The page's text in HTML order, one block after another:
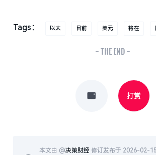
Tags： 以太 目前 美元 将在
- THE END -
打赏
本文由 @决策财经 修订发布于 2026-02-